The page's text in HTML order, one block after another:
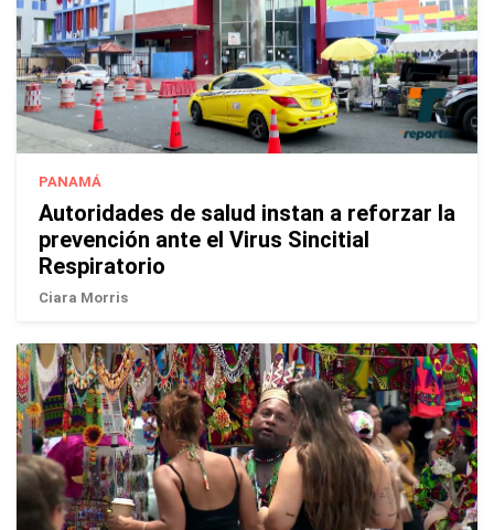
PANAMÁ
Autoridades de salud instan a reforzar la
prevención ante el Virus Sincitial
Respiratorio
Ciara Morris